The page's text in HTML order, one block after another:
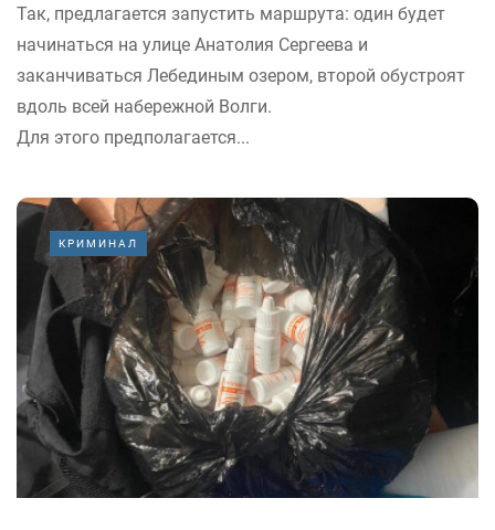
Так, предлагается запустить маршрута: один будет
начинаться на улице Анатолия Сергеева и
заканчиваться Лебединым озером, второй обустроят
вдоль всей набережной Волги.
Для этого предполагается...
КРИМИНАЛ